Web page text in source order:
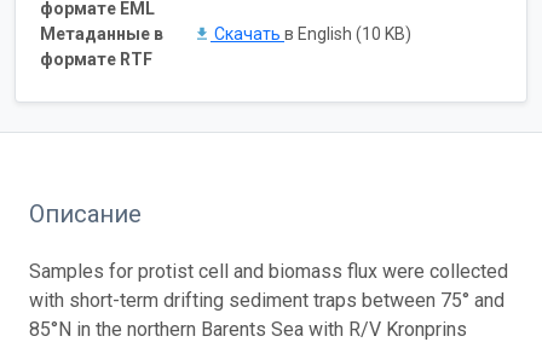
формате EML
Метаданные в
формате RTF
Скачать в English (10 KB)
Описание
Samples for protist cell and biomass flux were collected
with short-term drifting sediment traps between 75° and
85°N in the northern Barents Sea with R/V Kronprins